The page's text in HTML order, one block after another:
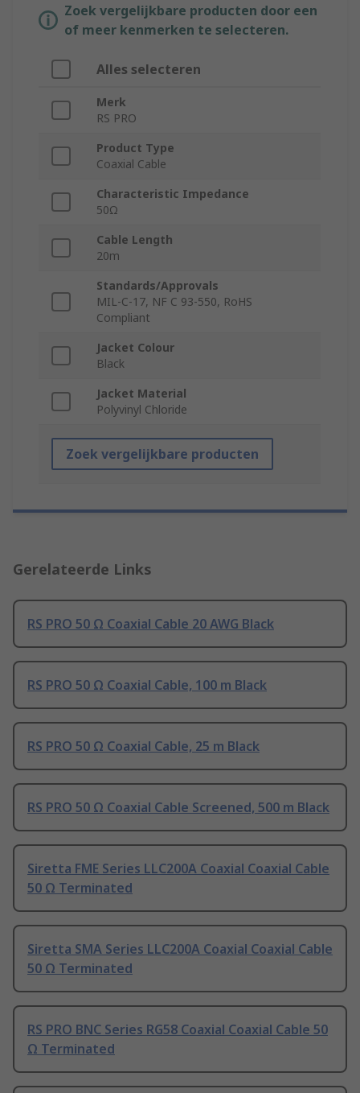
Zoek vergelijkbare producten door een
of meer kenmerken te selecteren.
Alles selecteren
Merk
RS PRO
Product Type
Coaxial Cable
Characteristic Impedance
50Ω
Cable Length
20m
Standards/Approvals
MIL-C-17, NF C 93-550, RoHS
Compliant
Jacket Colour
Black
Jacket Material
Polyvinyl Chloride
Zoek vergelijkbare producten
Gerelateerde Links
RS PRO 50 Ω Coaxial Cable 20 AWG Black
RS PRO 50 Ω Coaxial Cable, 100 m Black
RS PRO 50 Ω Coaxial Cable, 25 m Black
RS PRO 50 Ω Coaxial Cable Screened, 500 m Black
Siretta FME Series LLC200A Coaxial Coaxial Cable
50 Ω Terminated
Siretta SMA Series LLC200A Coaxial Coaxial Cable
50 Ω Terminated
RS PRO BNC Series RG58 Coaxial Coaxial Cable 50
Ω Terminated